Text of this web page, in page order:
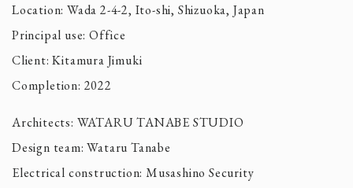
Location: Wada 2-4-2, Ito-shi, Shizuoka, Japan
Principal use: Office
Client: Kitamura Jimuki
Completion: 2022
Architects: WATARU TANABE STUDIO
Design team: Wataru Tanabe
Electrical construction: Musashino Security